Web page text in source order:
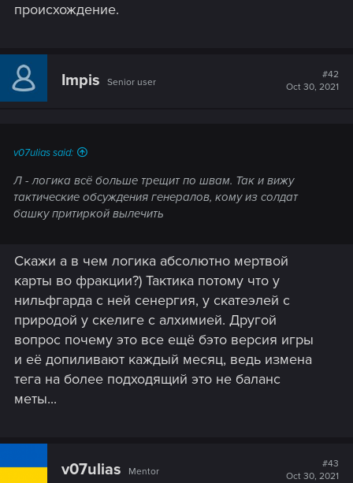
происхождение.
Impis Senior user
#42
Oct 30, 2021
v07ulias said:
Л - логика всё больше трещит по швам. Так и вижу
тактические обсуждения генералов, кому из солдат
башку притиркой вылечить
Скажи а в чем логика абсолютно мертвой
карты во фракции?) Тактика потому что у
нильфгарда с ней сенергия, у скатеэлей с
природой у скелиге с алхимией. Другой
вопрос почему это все ещё бэто версия игры
и её допиливают каждый месяц, ведь измена
тега на более подходящий это не баланс
меты...
v07ulias Mentor
#43
Oct 30, 2021